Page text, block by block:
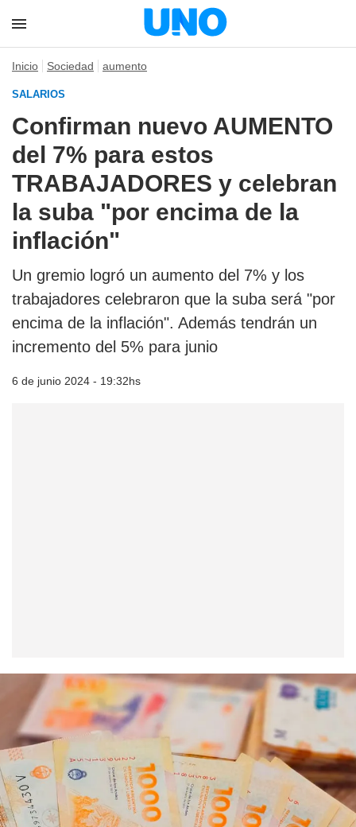
Inicio Sociedad aumento
SALARIOS
Confirman nuevo AUMENTO
del 7% para estos
TRABAJADORES y celebran
la suba "por encima de la
inflación"
Un gremio logró un aumento del 7% y los
trabajadores celebraron que la suba será "por
encima de la inflación". Además tendrán un
incremento del 5% para junio
6 de junio 2024 - 19:32hs